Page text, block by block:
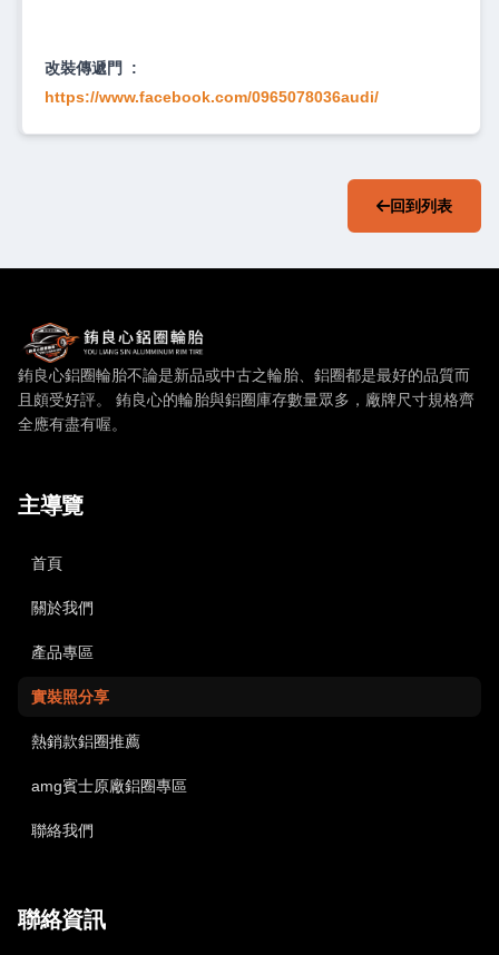
改裝傳遞門 :
https://www.facebook.com/0965078036audi/
回到列表
銪良心鋁圈輪胎 — 網站概要、主導覽與聯絡方式
銪良心鋁圈輪胎不論是新品或中古之輪胎、鋁圈都是最好的品質而
且頗受好評。 銪良心的輪胎與鋁圈庫存數量眾多，廠牌尺寸規格齊
全應有盡有喔。
主導覽
首頁
關於我們
產品專區
實裝照分享
熱銷款鋁圈推薦
amg賓士原廠鋁圈專區
聯絡我們
聯絡資訊